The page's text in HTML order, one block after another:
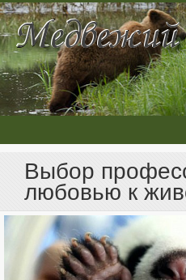
Выбор
любовью к